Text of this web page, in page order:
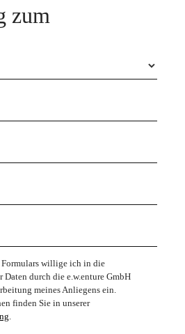
zum
willige ich in die
Daten durch die e.w.enture GmbH
meines Anliegens ein.
finden Sie in unserer